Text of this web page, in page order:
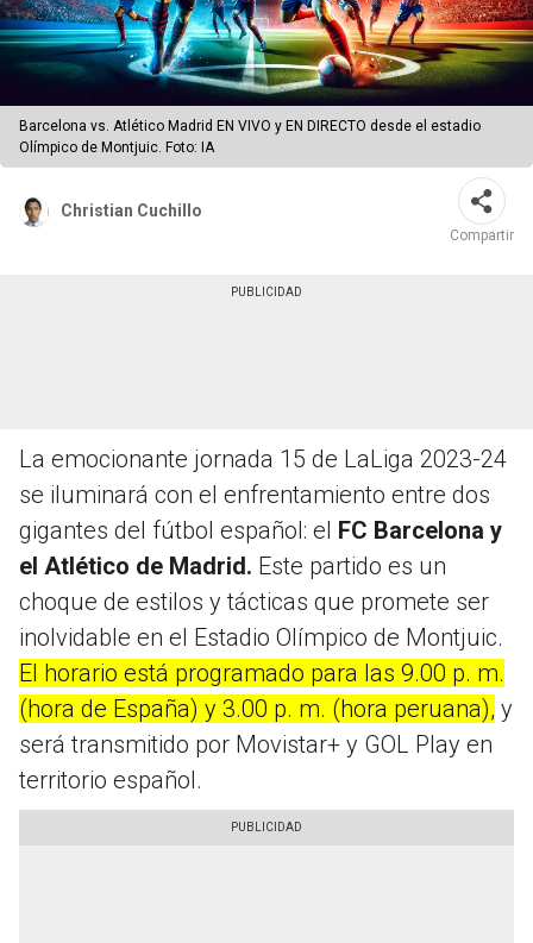
Barcelona vs. Atlético Madrid EN VIVO y EN DIRECTO desde el estadio
Olímpico de Montjuic. Foto: IA
Christian Cuchillo
Compartir
La emocionante jornada 15 de LaLiga 2023-24
se iluminará con el enfrentamiento entre dos
gigantes del fútbol español: el FC Barcelona y
el Atlético de Madrid. Este partido es un
choque de estilos y tácticas que promete ser
inolvidable en el Estadio Olímpico de Montjuic.
El horario está programado para las 9.00 p. m.
(hora de España) y 3.00 p. m. (hora peruana), y
será transmitido por Movistar+ y GOL Play en
territorio español.